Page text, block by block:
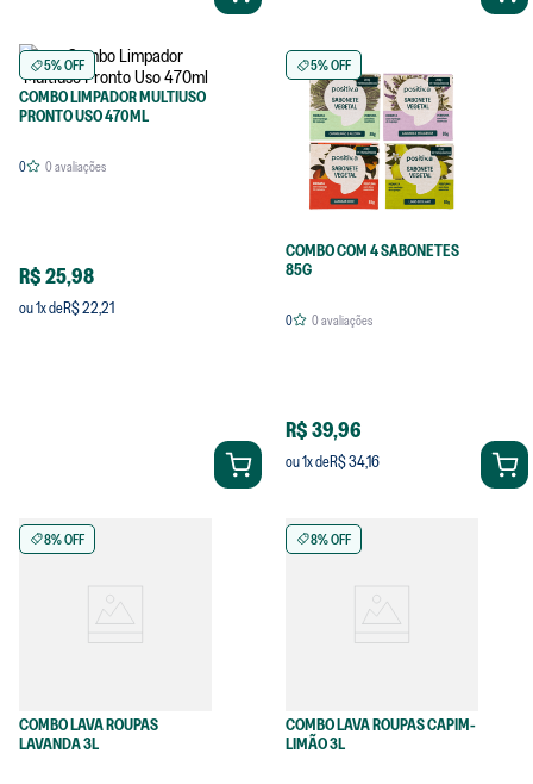
5% OFF
COMBO LIMPADOR MULTIUSO
PRONTO USO 470ML
0 0avaliações
R$ 25,98
ou1x deR$ 22,21
5% OFF
COMBO COM 4 SABONETES
85G
0 0avaliações
R$ 39,96
ou1x deR$ 34,16
8% OFF
COMBO LAVA ROUPAS
LAVANDA 3L
8% OFF
COMBO LAVA ROUPAS CAPIM-
LIMÃO 3L